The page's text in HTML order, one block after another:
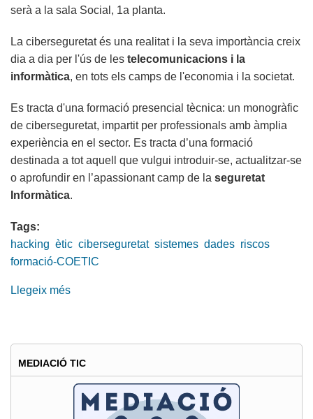
serà a la sala Social, 1a planta.
La ciberseguretat és una realitat i la seva importància creix
dia a dia per l'ús de les telecomunicacions i la
informàtica, en tots els camps de l'economia i la societat.
Es tracta d'una formació presencial tècnica: un monogràfic
de ciberseguretat, impartit per professionals amb àmplia
experiència en el sector. Es tracta d’una formació
destinada a tot aquell que vulgui introduir-se, actualitzar-se
o aprofundir en l’apassionant camp de la seguretat
Informàtica.
Tags:
hacking ètic ciberseguretat sistemes dades riscos
formació-COETIC
Llegeix més
Monogràfic
de
ciberseguretat
MEDIACIÓ TIC